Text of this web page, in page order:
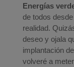
Energías
de todos
realidad.
deseo y ojala
implantación
volveré a